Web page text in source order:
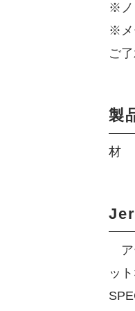
※ノ
※メ
ご
製
材
ア
ッ